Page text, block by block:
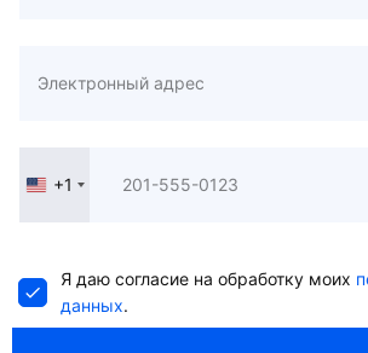
United
+1
Я даю согласие на обработку моих
данных.